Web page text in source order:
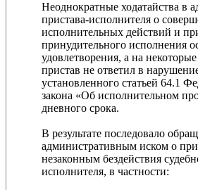
Неоднократные ходатайства в
пристава-исполнителя о
исполнительных действий и
принудительного исполнения
удовлетворения, а на некоторые
пристав не ответил в
установленного статьей 64.1
закона «Об исполнительном
дневного срока.
В результате последовало
административным иском о
незаконным бездействия
исполнителя, в частности: